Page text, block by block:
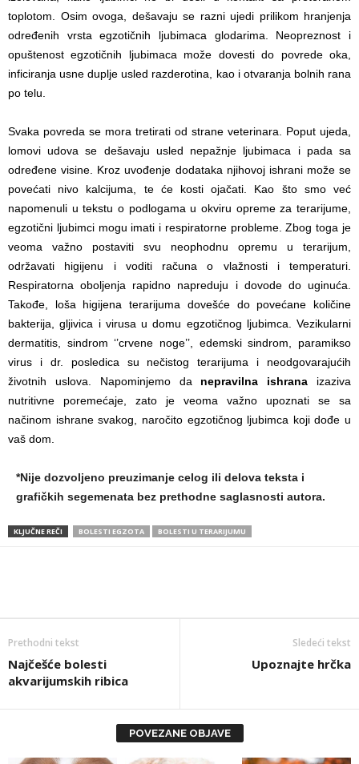
toplotom. Osim ovoga, dešavaju se razni ujedi prilikom hranjenja
određenih vrsta egzotičnih ljubimaca glodarima. Neopreznost i
opuštenost egzotičnih ljubimaca može dovesti do povrede oka,
inficiranja usne duplje usled razderotina, kao i otvaranja bolnih rana
po telu.
Svaka povreda se mora tretirati od strane veterinara. Poput ujeda,
lomovi udova se dešavaju usled nepažnje ljubimaca i pada sa
određene visine. Kroz uvođenje dodataka njihovoj ishrani može se
povećati nivo kalcijuma, te će kosti ojačati. Kao što smo već
napomenuli u tekstu o podlogama u okviru opreme za terarijume,
egzotični ljubimci mogu imati i respiratorne probleme. Zbog toga je
veoma važno postaviti svu neophodnu opremu u terarijum,
održavati higijenu i voditi računa o vlažnosti i temperaturi.
Respiratorna oboljenja rapidno napreduju i dovode do uginuća.
Takođe, loša higijena terarijuma dovešće do povećane količine
bakterija, gljivica i virusa u domu egzotičnog ljubimca. Vezikularni
dermatitis, sindrom ‘’crvene noge’’, edemski sindrom, paramikso
virus i dr. posledica su nečistog terarijuma i neodgovarajućih
životnih uslova. Napominjemo da nepravilna ishrana izaziva
nutritivne poremećaje, zato je veoma važno upoznati se sa
načinom ishrane svakog, naročito egzotičnog ljubimca koji dođe u
vaš dom.
*Nije dozvoljeno preuzimanje celog ili delova teksta i
grafičkih segemenata bez prethodne saglasnosti autora.
KLJUČNE REČI BOLESTI EGZOTA BOLESTI U TERARIJUMU
Prethodni tekst
Najčešće bolesti
akvarijumskih ribica
Sledeći tekst
Upoznajte hrčka
POVEZANE OBJAVE